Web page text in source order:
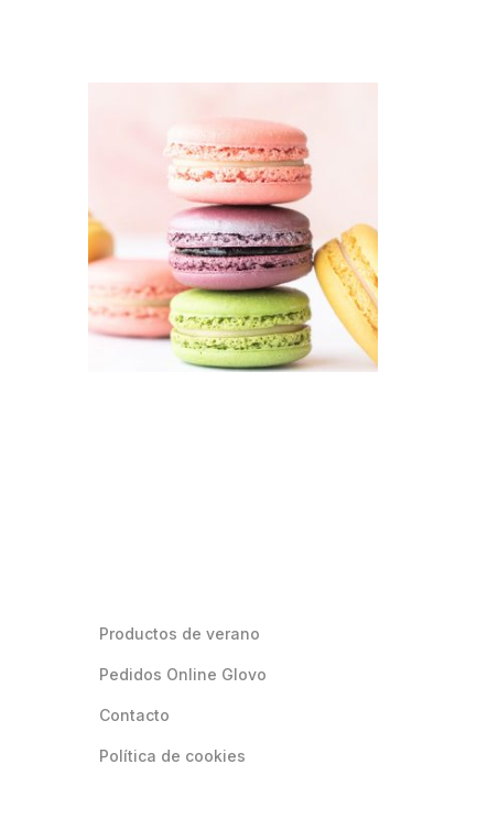
Productos de verano
Pedidos Online Glovo
Contacto
Política de cookies